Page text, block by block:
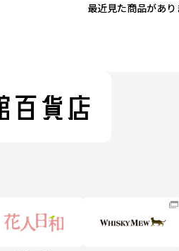
最近見た商品があり